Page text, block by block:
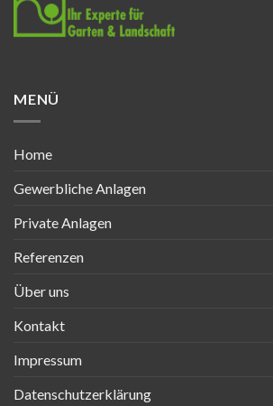
MENÜ
Home
Gewerbliche Anlagen
Private Anlagen
Referenzen
Über uns
Kontakt
Impressum
Datenschutzerklärung